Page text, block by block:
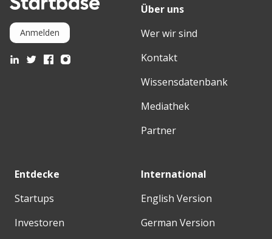
Anmelden
Über uns
Wer wir sind
Kontakt
Wissensdatenbank
Mediathek
Partner
Entdecke
Startups
Investoren
International
English Version
German Version